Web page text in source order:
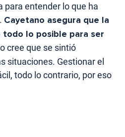
para entender lo que ha
Cayetano asegura que la
todo lo posible para ser
cree que se sintió
situaciones. Gestionar el
todo lo contrario, por eso